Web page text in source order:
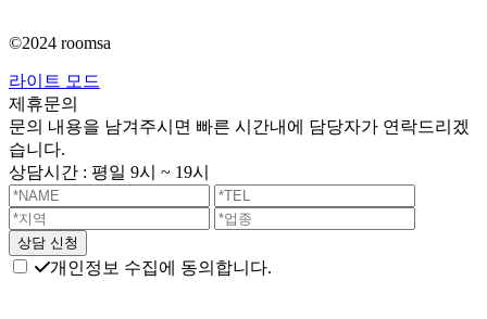
©2024 roomsa
라이트 모드
제휴문의
문의 내용을 남겨주시면 빠른 시간내에 담당자가 연락드리겠
습니다.
상담시간 : 평일 9시 ~ 19시
개인정보 수집에 동의합니다.